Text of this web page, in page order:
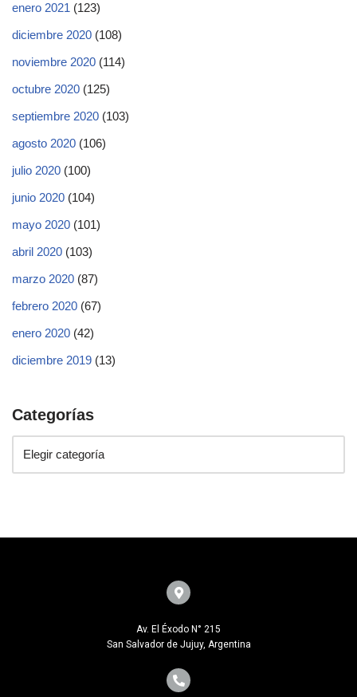
enero 2021 (123)
diciembre 2020 (108)
noviembre 2020 (114)
octubre 2020 (125)
septiembre 2020 (103)
agosto 2020 (106)
julio 2020 (100)
junio 2020 (104)
mayo 2020 (101)
abril 2020 (103)
marzo 2020 (87)
febrero 2020 (67)
enero 2020 (42)
diciembre 2019 (13)
Categorías
Av. El Éxodo N° 215
San Salvador de Jujuy, Argentina